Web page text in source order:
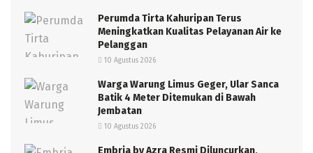
Perumda Tirta Kahuripan Terus
Meningkatkan Kualitas Pelayanan Air ke
Pelanggan
10 Agustus 2026
Warga Warung Limus Geger, Ular Sanca
Batik 4 Meter Ditemukan di Bawah
Jembatan
10 Agustus 2026